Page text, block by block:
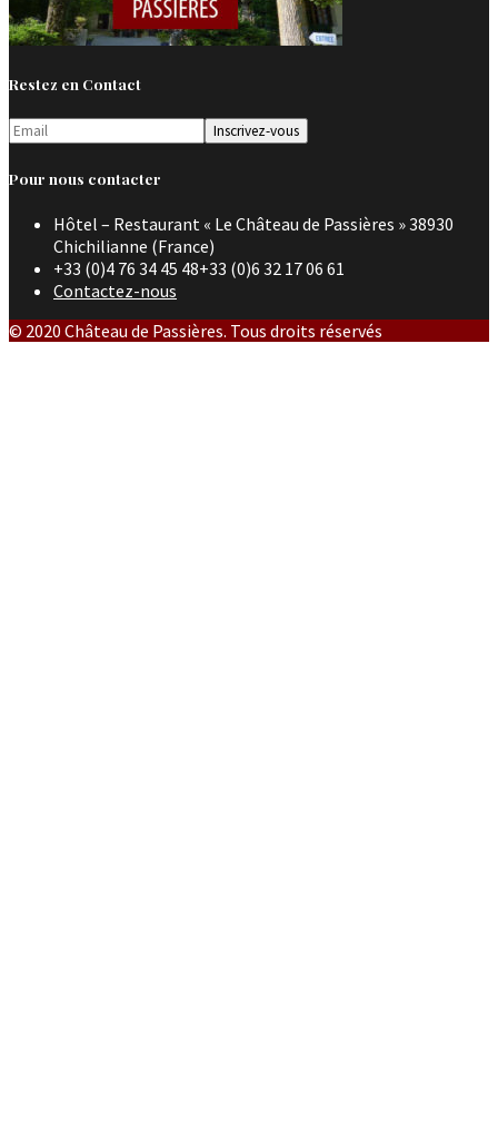
Restez en Contact
Pour nous contacter
Hôtel – Restaurant « Le Château de Passières » 38930
Chichilianne (France)
+33 (0)4 76 34 45 48+33 (0)6 32 17 06 61
Contactez-nous
© 2020 Château de Passières. Tous droits réservés